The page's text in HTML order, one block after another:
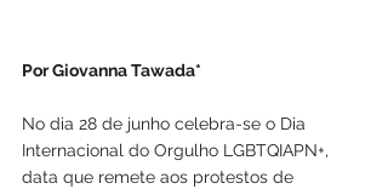
Por Giovanna Tawada*
No dia 28 de junho celebra-se o Dia
Internacional do Orgulho LGBTQIAPN+,
data que remete aos protestos de